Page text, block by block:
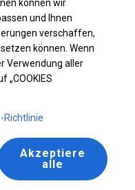
können wir
und Ihnen
verschaffen,
können. Wenn
Verwendung aller
„COOKIES
Richtlinie
Akzeptiere
alle